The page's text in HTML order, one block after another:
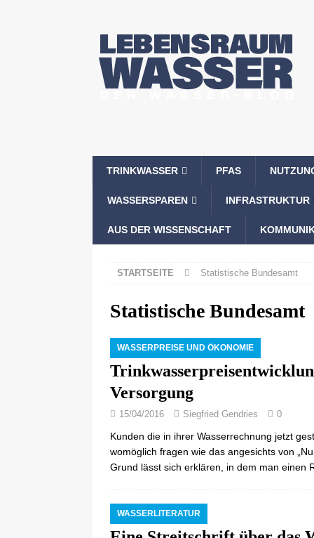
TRINKWASSER PFAS
WASSERSPAREN INFRASTRUKTUR
AUS DER WISSENSCHAFT
STARTSEITE Statistische Bundesamt
Statistische Bundesamt
WASSERPREISE UND ÖKONOMIE
Versorgung
15/04/2016 Siegfried Gendries 0
Kunden die in ihrer Wasserrechnung jetzt
womöglich fragen wie das angesichts von
Grund lässt sich erklären, in dem man einen
WASSERLITERATUR